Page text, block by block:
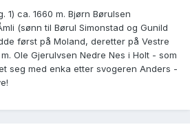
1) ca. 1660 m. Bjørn Børulsen
(sønn til Børul Simonstad og Gunild
først på Moland, deretter på Vestre
Ole Gjerulvsen Nedre Nes i Holt - som
seg med enka etter svogeren Anders -